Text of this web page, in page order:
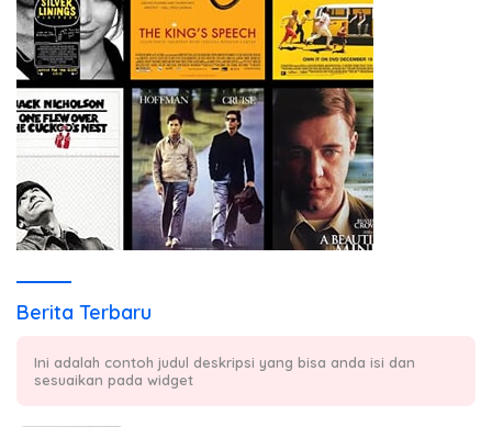
Berita Terbaru
Ini adalah contoh judul deskripsi yang bisa anda isi dan
sesuaikan pada widget